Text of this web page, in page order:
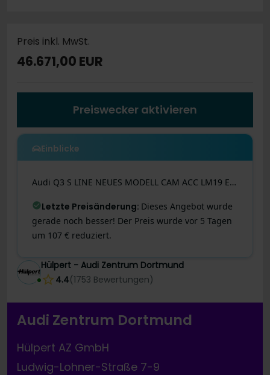
Preis inkl. MwSt.
46.671,00 EUR
Preiswecker aktivieren
Einblicke
Audi Q3 S LINE NEUES MODELL CAM ACC LM19 EKLAPPE NAVI
Letzte Preisänderung: Dieses Angebot wurde
gerade noch besser! Der Preis wurde vor 5 Tagen
um 107 € reduziert.
Hülpert - Audi Zentrum Dortmund
4.4(1753 Bewertungen)
Audi Zentrum Dortmund
Hülpert AZ GmbH
Ludwig-Lohner-Straße 7-9